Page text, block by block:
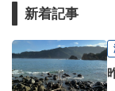
新着記事